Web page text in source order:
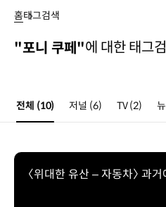
쿠페홈태그검색
"포니 쿠페"에 대한 태그
전체 (10) 저널 (6) TV(2)
〈위대한 유산 – 자동차〉 과